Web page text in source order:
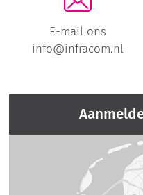
E-mail ons
info@infracom.nl